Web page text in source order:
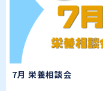
7月 栄養相談会